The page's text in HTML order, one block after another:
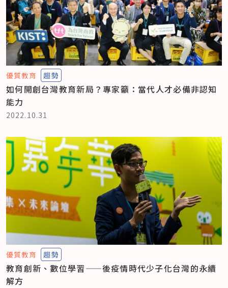
優質教育 趨勢
如何開創台灣教育新局？專家籲：當代人才必備非認知
能力
2022.10.31
優質教育 趨勢
教育創新、數位學習——後疫情時代少子化台灣的永續
解方